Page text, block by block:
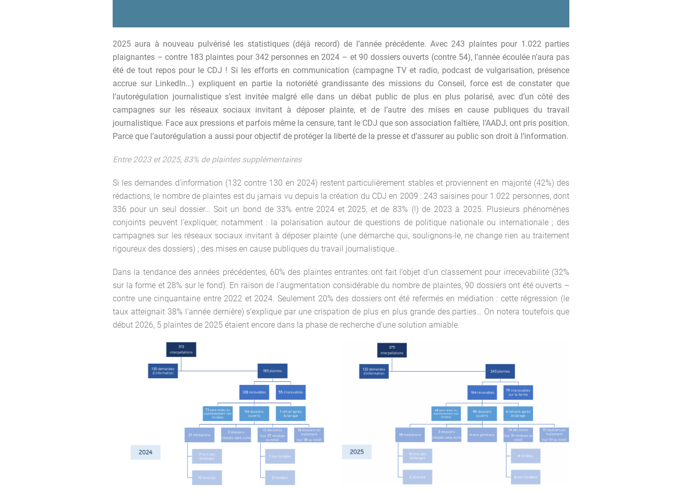
2025 aura à nouveau pulvérisé les statistiques (déjà record) de l’année précédente. Avec 243 plaintes pour 1.022 parties
plaignantes – contre 183 plaintes pour 342 personnes en 2024 – et 90 dossiers ouverts (contre 54), l’année écoulée n’aura pas
été de tout repos pour le CDJ ! Si les efforts en communication (campagne TV et radio, podcast de vulgarisation, présence
accrue sur LinkedIn…) expliquent en partie la notoriété grandissante des missions du Conseil, force est de constater que
l’autorégulation journalistique s’est invitée malgré elle dans un débat public de plus en plus polarisé, avec d’un côté des
campagnes sur les réseaux sociaux invitant à déposer plainte, et de l’autre des mises en cause publiques du travail
journalistique. Face aux pressions et parfois même la censure, tant le CDJ que son association faîtière, l’AADJ, ont pris position.
Parce que l’autorégulation a aussi pour objectif de protéger la liberté de la presse et d’assurer au public son droit à l’information.
Entre 2023 et 2025, 83% de plaintes supplémentaires
Si les demandes d’information (132 contre 130 en 2024) restent particulièrement stables et proviennent en majorité (42%) des
rédactions, le nombre de plaintes est du jamais vu depuis la création du CDJ en 2009 : 243 saisines pour 1.022 personnes, dont
336 pour un seul dossier… Soit un bond de 33% entre 2024 et 2025, et de 83% (!) de 2023 à 2025. Plusieurs phénomènes
conjoints peuvent l’expliquer, notamment : la polarisation autour de questions de politique nationale ou internationale ; des
campagnes sur les réseaux sociaux invitant à déposer plainte (une démarche qui, soulignons-le, ne change rien au traitement
rigoureux des dossiers) ; des mises en cause publiques du travail journalistique…
Dans la tendance des années précédentes, 60% des plaintes entrantes ont fait l’objet d’un classement pour irrecevabilité (32%
sur la forme et 28% sur le fond). En raison de l’augmentation considérable du nombre de plaintes, 90 dossiers ont été ouverts –
contre une cinquantaine entre 2022 et 2024. Seulement 20% des dossiers ont été refermés en médiation : cette régression (le
taux atteignait 38% l’année dernière) s’explique par une crispation de plus en plus grande des parties… On notera toutefois que
début 2026, 5 plaintes de 2025 étaient encore dans la phase de recherche d’une solution amiable.